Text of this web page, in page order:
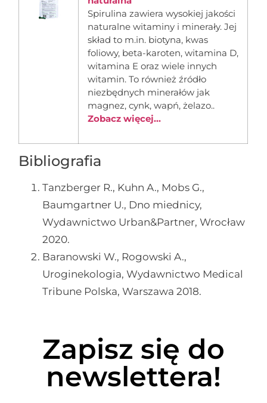
Spirulina zawiera wysokiej jakości
naturalne witaminy i minerały. Jej
skład to m.in. biotyna, kwas
foliowy, beta-karoten, witamina D,
witamina E oraz wiele innych
witamin. To również źródło
niezbędnych minerałów jak
magnez, cynk, wapń, żelazo..
Zobacz więcej...
Bibliografia
Tanzberger R., Kuhn A., Mobs G.,
Baumgartner U., Dno miednicy,
Wydawnictwo Urban&Partner, Wrocław
2020.
Baranowski W., Rogowski A.,
Uroginekologia, Wydawnictwo Medical
Tribune Polska, Warszawa 2018.
Zapisz się do
newslettera!